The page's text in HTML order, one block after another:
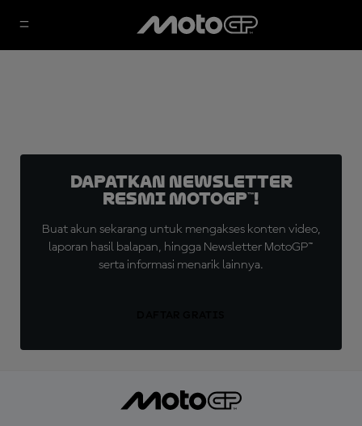
Dapatkan Newsletter
Resmi MotoGP™!
Buat akun sekarang untuk mengakses konten video,
laporan hasil balapan, hingga Newsletter MotoGP™
serta informasi menarik lainnya.